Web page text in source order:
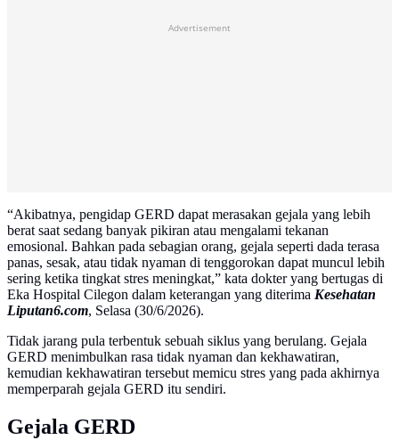
Advertisement
“Akibatnya, pengidap GERD dapat merasakan gejala yang lebih
berat saat sedang banyak pikiran atau mengalami tekanan
emosional. Bahkan pada sebagian orang, gejala seperti dada terasa
panas, sesak, atau tidak nyaman di tenggorokan dapat muncul lebih
sering ketika tingkat stres meningkat,” kata dokter yang bertugas di
Eka Hospital Cilegon dalam keterangan yang diterima Kesehatan
Liputan6.com, Selasa (30/6/2026).
Tidak jarang pula terbentuk sebuah siklus yang berulang. Gejala
GERD menimbulkan rasa tidak nyaman dan kekhawatiran,
kemudian kekhawatiran tersebut memicu stres yang pada akhirnya
memperparah gejala GERD itu sendiri.
Gejala GERD